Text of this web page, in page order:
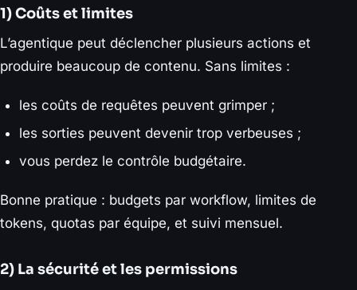
1) Coûts et limites
L’agentique peut déclencher plusieurs actions et
produire beaucoup de contenu. Sans limites :
les coûts de requêtes peuvent grimper ;
les sorties peuvent devenir trop verbeuses ;
vous perdez le contrôle budgétaire.
Bonne pratique : budgets par workflow, limites de
tokens, quotas par équipe, et suivi mensuel.
2) La sécurité et les permissions